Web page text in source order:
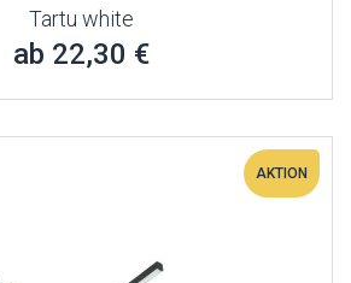
Tartu white
ab 22,30 €
AKTION